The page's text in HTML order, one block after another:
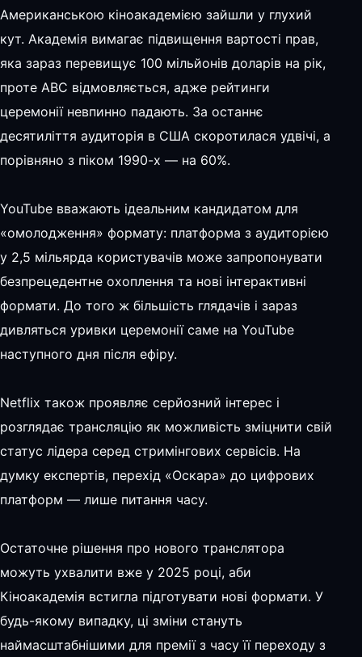
Американською кіноакадемією зайшли у глухий
кут. Академія вимагає підвищення вартості прав,
яка зараз перевищує 100 мільйонів доларів на рік,
проте ABC відмовляється, адже рейтинги
церемонії невпинно падають. За останнє
десятиліття аудиторія в США скоротилася удвічі, а
порівняно з піком 1990-х — на 60%.
YouTube вважають ідеальним кандидатом для
«омолодження» формату: платформа з аудиторією
у 2,5 мільярда користувачів може запропонувати
безпрецедентне охоплення та нові інтерактивні
формати. До того ж більшість глядачів і зараз
дивляться уривки церемонії саме на YouTube
наступного дня після ефіру.
Netflix також проявляє серйозний інтерес і
розглядає трансляцію як можливість зміцнити свій
статус лідера серед стримінгових сервісів. На
думку експертів, перехід «Оскара» до цифрових
платформ — лише питання часу.
Остаточне рішення про нового транслятора
можуть ухвалити вже у 2025 році, аби
Кіноакадемія встигла підготувати нові формати. У
будь-якому випадку, ці зміни стануть
наймасштабнішими для премії з часу її переходу з